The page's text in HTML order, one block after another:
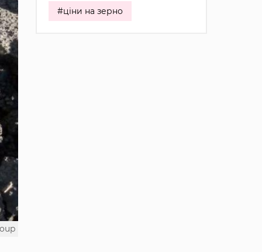
#ціни на зерно